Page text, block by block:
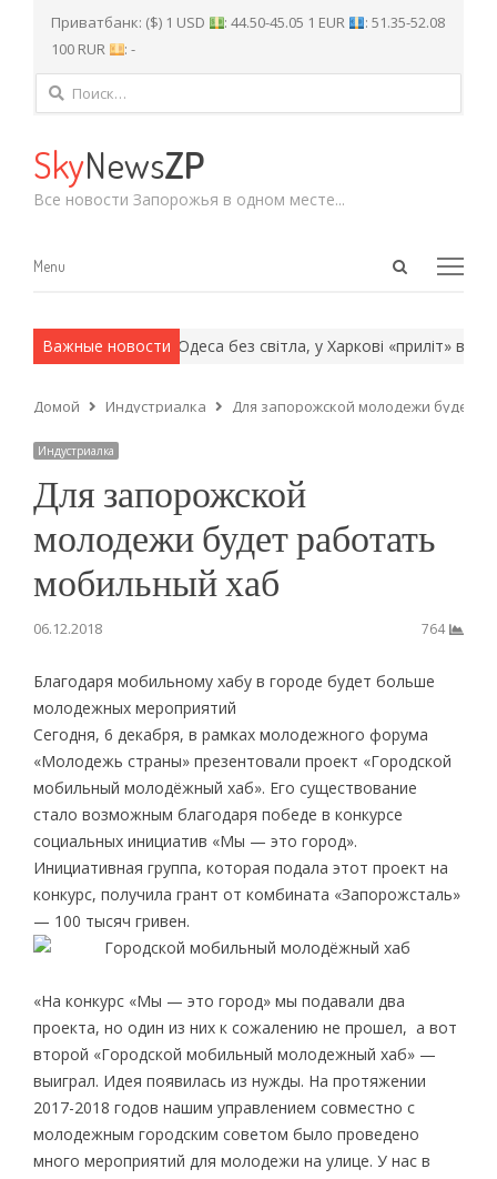
Приватбанк: ($) 1 USD : 44.50-45.05 1 EUR
: 51.35-52.08
100 RUR
: -
Найти:
SkyNewsZP
Все новости Запорожья в одном месте...
Open
Menu
Menu
Важные новости
методы. Одеса без світла, у Харкові «приліт» в
Домой Индустриалка Для запорожской молодежи будет
Индустриалка
Для запорожской
молодежи будет работать
мобильный хаб
06.12.2018 764
Благодаря мобильному хабу в городе будет больше
молодежных мероприятий
Сегодня, 6 декабря, в рамках молодежного форума
«Молодежь страны» презентовали проект «Городской
мобильный молодёжный хаб». Его существование
стало возможным благодаря победе в конкурсе
социальных инициатив «Мы — это город».
Инициативная группа, которая подала этот проект на
конкурс, получила грант от комбината «Запорожсталь»
— 100 тысяч гривен.
«На конкурс «Мы — это город» мы подавали два
проекта, но один из них к сожалению не прошел, а вот
второй «Городской мобильный молодежный хаб» —
выиграл. Идея появилась из нужды. На протяжении
2017-2018 годов нашим управлением совместно с
молодежным городским советом было проведено
много мероприятий для молодежи на улице. У нас в